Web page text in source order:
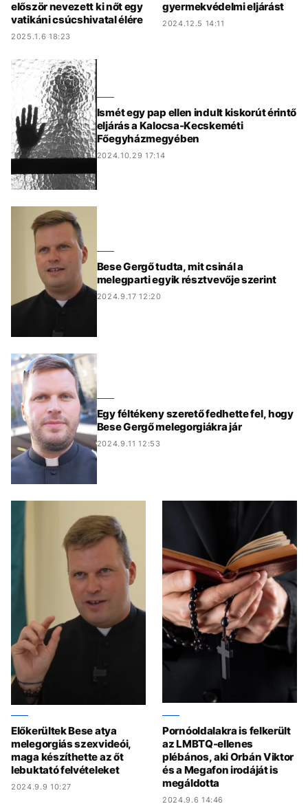
először nevezett ki nőt egy
vatikáni csúcshivatal élére
2025.1.6 18:23
gyermekvédelmi eljárást
2024.12.5 14:11
Ismét egy pap ellen indult kiskorút érintő
eljárás a Kalocsa-Kecskeméti
Főegyházmegyében
2024.10.29 17:14
Bese Gergő tudta, mit csinál a
melegparti egyik résztvevője szerint
2024.9.17 12:20
Egy féltékeny szerető fedhette fel, hogy
Bese Gergő melegorgiákra jár
2024.9.11 12:53
Előkerültek Bese atya
melegorgiás szexvideói,
maga készíthette az őt
lebuktató felvételeket
2024.9.9 10:27
Pornóoldalakra is felkerült
az LMBTQ-ellenes
plébános, aki Orbán Viktor
és a Megafon irodáját is
megáldotta
2024.9.6 14:46